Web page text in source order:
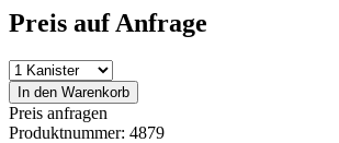
Preis auf Anfrage
In den Warenkorb
Preis anfragen
Produktnummer: 4879